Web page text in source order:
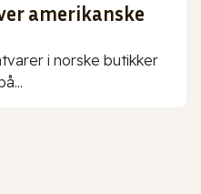
amerikanske
i norske butikker